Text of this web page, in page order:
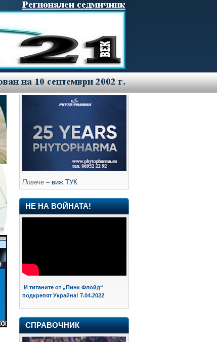
Повече – виж ТУК
НЕ НА ВОЙНАТА!
И титаните от „Пинк Флойд“
подкрепят Украйна! 7.04.2022
СПРАВОЧНИК